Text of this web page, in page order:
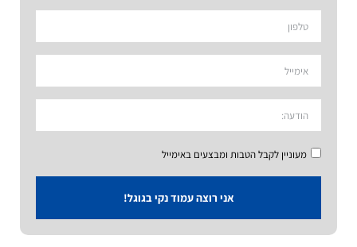
מעוניין לקבל הטבות ומבצעים באימייל
אני רוצה עמוד נקי בגוגל!